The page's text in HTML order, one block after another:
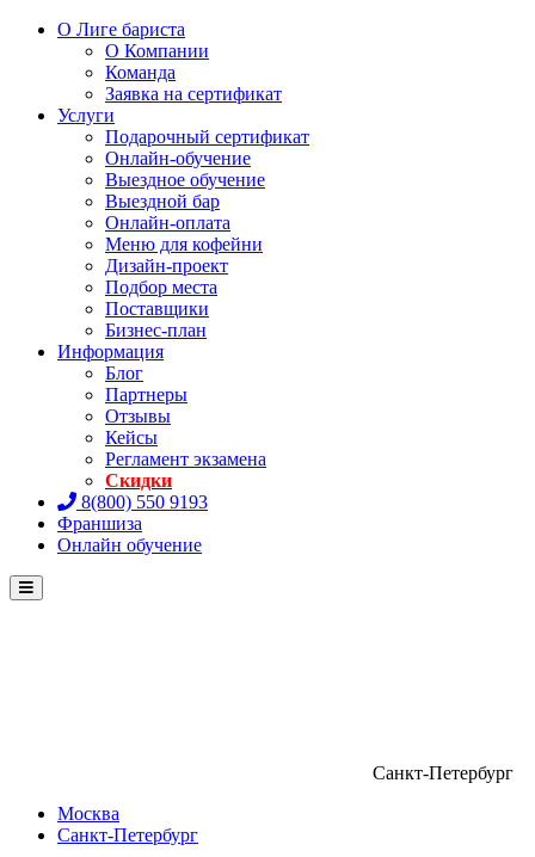
О Лиге бариста
О Компании
Команда
Заявка на сертификат
Услуги
Подарочный сертификат
Онлайн-обучение
Выездное обучение
Выездной бар
Онлайн-оплата
Меню для кофейни
Дизайн-проект
Подбор места
Поставщики
Бизнес-план
Информация
Блог
Партнеры
Отзывы
Кейсы
Регламент экзамена
Скидки
8(800) 550 9193
Франшиза
Онлайн обучение
Menu
Санкт-Петербург
Москва
Санкт-Петербург